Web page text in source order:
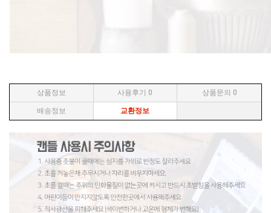
상품정보 사용후기 0 상품문의 0
배송정보 교환정보